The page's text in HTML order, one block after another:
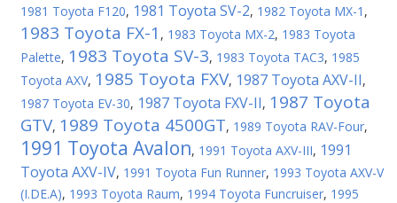
1981 Toyota F120, 1981 Toyota SV-2, 1982 Toyota MX-1 ,
1983 Toyota FX-1 , 1983 Toyota MX-2, 1983 Toyota
Palette, 1983 Toyota SV-3, 1983 Toyota TAC3, 1985
Toyota AXV, 1985 Toyota FXV, 1987 Toyota AXV-II,
1987 Toyota EV-30, 1987 Toyota FXV-II, 1987 Toyota
GTV, 1989 Toyota 4500GT, 1989 Toyota RAV-Four,
1991 Toyota Avalon, 1991 Toyota AXV-III, 1991
Toyota AXV-IV, 1991 Toyota Fun Runner, 1993 Toyota AXV-V
(I.DE.A), 1993 Toyota Raum, 1994 Toyota Funcruiser, 1995